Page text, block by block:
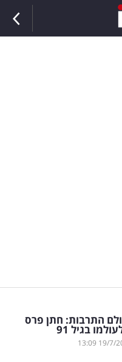
התרבות: חתן פרס
בגיל 91
19/7/
13:09